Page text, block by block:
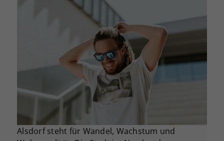
Alsdorf steht für Wandel, Wachstum und